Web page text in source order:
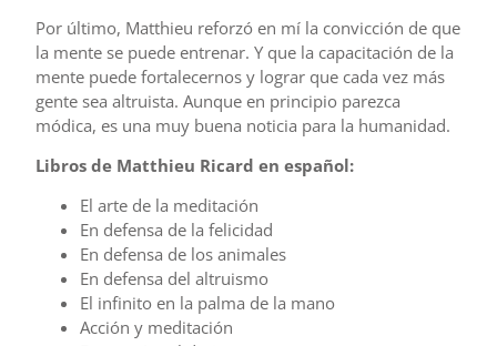
Por último, Matthieu reforzó en mí la convicción de que
la mente se puede entrenar. Y que la capacitación de la
mente puede fortalecernos y lograr que cada vez más
gente sea altruista. Aunque en principio parezca
módica, es una muy buena noticia para la humanidad.
Libros de Matthieu Ricard en español:
El arte de la meditación
En defensa de la felicidad
En defensa de los animales
En defensa del altruismo
El infinito en la palma de la mano
Acción y meditación